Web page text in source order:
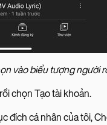
vào biểu tượng người
chọn Tạo tài khoản.
đích cá nhân của tôi,